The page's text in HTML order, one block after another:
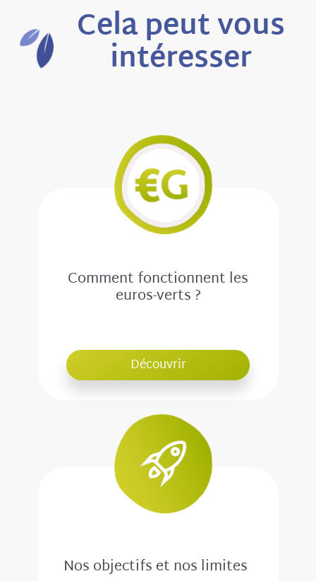
Cela peut vous
intéresser
Comment fonctionnent les
euros-verts ?
Découvrir
Nos objectifs et nos limites